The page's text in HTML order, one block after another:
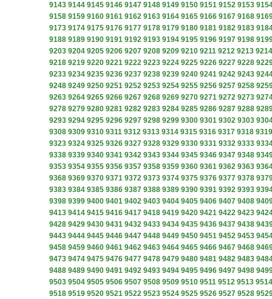
9143 9144 9145 9146 9147 9148 9149 9150 9151 9152 9153
9158 9159 9160 9161 9162 9163 9164 9165 9166 9167 9168
9173 9174 9175 9176 9177 9178 9179 9180 9181 9182 9183
9188 9189 9190 9191 9192 9193 9194 9195 9196 9197 9198
9203 9204 9205 9206 9207 9208 9209 9210 9211 9212 9213 9214
9218 9219 9220 9221 9222 9223 9224 9225 9226 9227 9228
9233 9234 9235 9236 9237 9238 9239 9240 9241 9242 9243
9248 9249 9250 9251 9252 9253 9254 9255 9256 9257 9258
9263 9264 9265 9266 9267 9268 9269 9270 9271 9272 9273
9278 9279 9280 9281 9282 9283 9284 9285 9286 9287 9288
9293 9294 9295 9296 9297 9298 9299 9300 9301 9302 9303
9308 9309 9310 9311 9312 9313 9314 9315 9316 9317 9318 9319
9323 9324 9325 9326 9327 9328 9329 9330 9331 9332 9333
9338 9339 9340 9341 9342 9343 9344 9345 9346 9347 9348
9353 9354 9355 9356 9357 9358 9359 9360 9361 9362 9363
9368 9369 9370 9371 9372 9373 9374 9375 9376 9377 9378
9383 9384 9385 9386 9387 9388 9389 9390 9391 9392 9393
9398 9399 9400 9401 9402 9403 9404 9405 9406 9407 9408
9413 9414 9415 9416 9417 9418 9419 9420 9421 9422 9423
9428 9429 9430 9431 9432 9433 9434 9435 9436 9437 9438
9443 9444 9445 9446 9447 9448 9449 9450 9451 9452 9453
9458 9459 9460 9461 9462 9463 9464 9465 9466 9467 9468
9473 9474 9475 9476 9477 9478 9479 9480 9481 9482 9483
9488 9489 9490 9491 9492 9493 9494 9495 9496 9497 9498
9503 9504 9505 9506 9507 9508 9509 9510 9511 9512 9513 9514
9518 9519 9520 9521 9522 9523 9524 9525 9526 9527 9528